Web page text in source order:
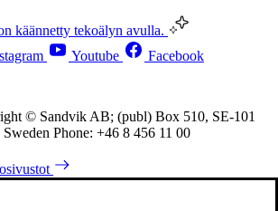
käännetty tekoälyn avulla.
Youtube Facebook
© Sandvik AB; (publ) Box 510, SE-101
Phone: +46 8 456 11 00